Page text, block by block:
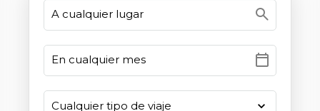
search
calendar_today